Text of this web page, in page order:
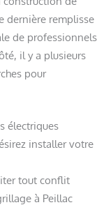
dernière remplisse
de professionnels
il y a plusieurs
pour
électriques
installer votre
tout conflit
à Peillac